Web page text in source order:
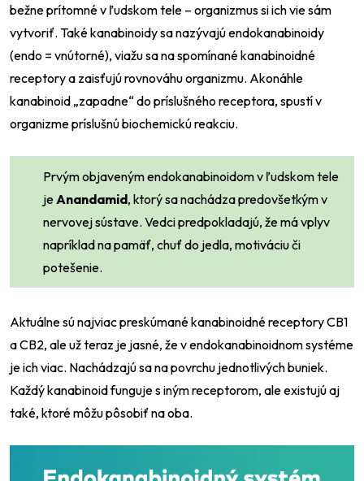
bežne prítomné v ľudskom tele – organizmus si ich vie sám
vytvoriť. Také kanabinoidy sa nazývajú endokanabinoidy
(endo = vnútorné), viažu sa na spomínané kanabinoidné
receptory a zaisťujú rovnováhu organizmu. Akonáhle
kanabinoid „zapadne“ do príslušného receptora, spustí v
organizme príslušnú biochemickú reakciu.
Prvým objaveným endokanabinoidom v ľudskom tele
jeAnandamid, ktorý sa nachádza predovšetkým v
nervovej sústave. Vedci predpokladajú, že má vplyv
napríklad na pamäť, chuť do jedla, motiváciu či
potešenie.
Aktuálne sú najviac preskúmané kanabinoidné receptory CB1
a CB2, ale už teraz je jasné, že v endokanabinoidnom systéme
je ich viac. Nachádzajú sa na povrchu jednotlivých buniek.
Každý kanabinoid funguje s iným receptorom, ale existujú aj
také, ktoré môžu pôsobiť na oba.